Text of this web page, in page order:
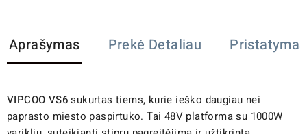
Aprašymas Prekė Detaliau Pristatymas
VIPCOO VS6sukurtas tiems, kurie ieško daugiau nei
paprasto miesto paspirtuko. Tai 48V platforma su 1000W